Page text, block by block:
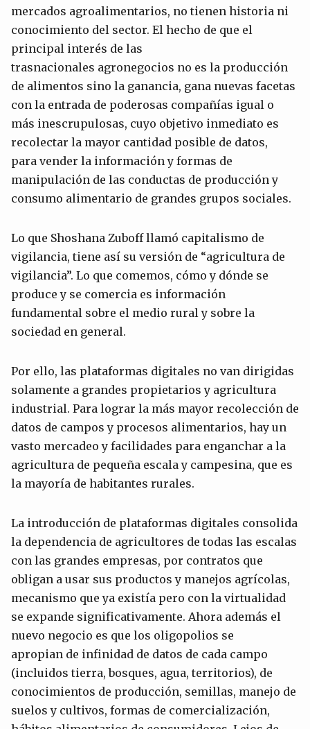
mercados agroalimentarios, no tienen historia ni
conocimiento del sector. El hecho de que el
principal interés de las
trasnacionales agronegocios no es la producción
de alimentos sino la ganancia, gana nuevas facetas
con la entrada de poderosas compañías igual o
más inescrupulosas, cuyo objetivo inmediato es
recolectar la mayor cantidad posible de datos,
para vender la información y formas de
manipulación de las conductas de producción y
consumo alimentario de grandes grupos sociales.
Lo que Shoshana Zuboff llamó capitalismo de
vigilancia, tiene así su versión de “agricultura de
vigilancia”. Lo que comemos, cómo y dónde se
produce y se comercia es información
fundamental sobre el medio rural y sobre la
sociedad en general.
Por ello, las plataformas digitales no van dirigidas
solamente a grandes propietarios y agricultura
industrial. Para lograr la más mayor recolección de
datos de campos y procesos alimentarios, hay un
vasto mercadeo y facilidades para enganchar a la
agricultura de pequeña escala y campesina, que es
la mayoría de habitantes rurales.
La introducción de plataformas digitales consolida
la dependencia de agricultores de todas las escalas
con las grandes empresas, por contratos que
obligan a usar sus productos y manejos agrícolas,
mecanismo que ya existía pero con la virtualidad
se expande significativamente. Ahora además el
nuevo negocio es que los oligopolios se
apropian de infinidad de datos de cada campo
(incluidos tierra, bosques, agua, territorios), de
conocimientos de producción, semillas, manejo de
suelos y cultivos, formas de comercialización,